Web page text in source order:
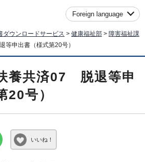
Foreign language
ダウンロードサービス > 健康福祉部 > 障害福祉課
申出書（様式第20号）
養共済07 脱退等申
20号）
いいね！